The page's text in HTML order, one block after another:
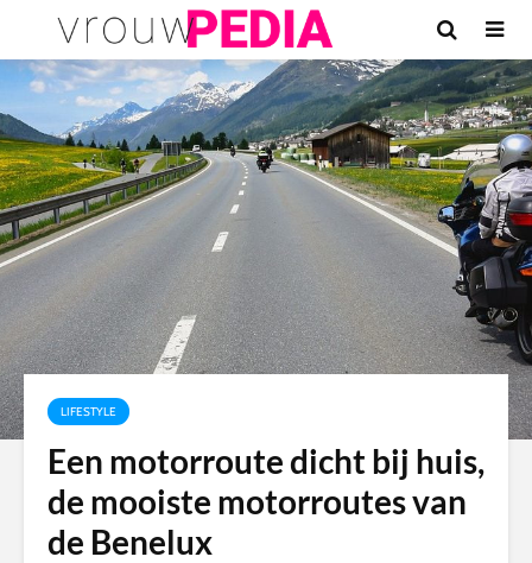
LIFESTYLE
Een motorroute dicht bij huis,
de mooiste motorroutes van
de Benelux